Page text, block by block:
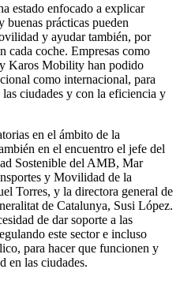
estado enfocado a explicar
buenas prácticas pueden
y ayudar también, por
cada coche. Empresas como
Karos Mobility han podido
como internacional, para
ciudades y con la eficiencia y
en el ámbito de la
en el encuentro el jefe del
Sostenible del AMB, Mar
y Movilidad de la
Torres, y la directora general de
de Catalunya, Susi López.
de dar soporte a las
este sector e incluso
para hacer que funcionen y
en las ciudades.